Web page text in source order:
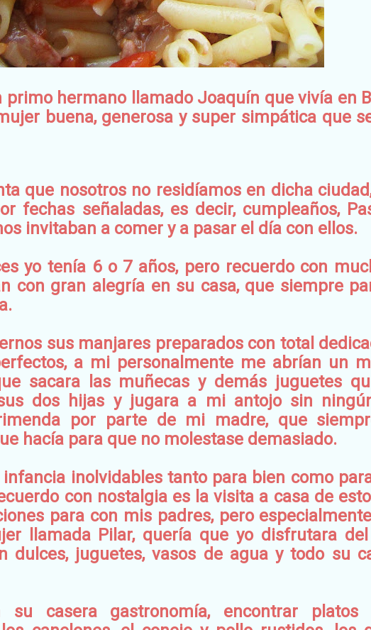
primo hermano llamado Joaquín que vivía en
buena, generosa y super simpática que
que nosotros no residíamos en dicha
fechas señaladas, es decir, cumpleaños,
invitaban a comer y a pasar el día con ellos.
yo tenía 6 o 7 años, pero recuerdo con
con gran alegría en su casa, que siempre
sus manjares preparados con total
a mi personalmente me abrían un
sacara las muñecas y demás juguetes
dos hijas y jugara a mi antojo sin
por parte de mi madre, que
hacía para que no molestase demasiado.
infancia inolvidablestanto para bien como
con nostalgia es la visita a casa de
para con mis padres, pero
llamada Pilar, quería que yo disfrutara
dulces, juguetes, vasos de agua y todo su
su casera gastronomía, encontrar platos